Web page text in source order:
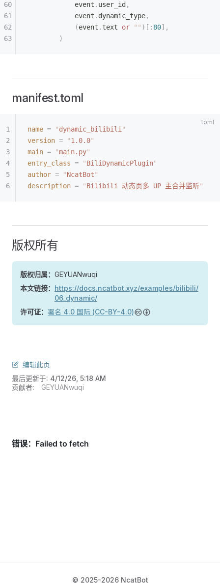
            event
. user_id ,
            event
. dynamic_type,
            (
event . text or "" )[: 80],
        )
manifest.toml
name = "dynamic_bilibili "
version = "1.0.0"
main = "main.py"
entry_class = "BiliDynamicPlugin"
author = "NcatBot"
description = "Bilibili 动态页多 UP 主合并监听"
版权所有
版权归属： GEYUANwuqi
本文链接： https://docs.ncatbot.xyz/examples/bilibili/
06_dynamic/
许可证： 署名 4.0 国际 (CC-BY-4.0)
编辑此页
最后更新于: 4/12/26, 5:18 AM
贡献者:
GEYUANwuqi
© 2025-2026 NcatBot